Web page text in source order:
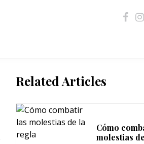
Related Articles
Cómo
molestias